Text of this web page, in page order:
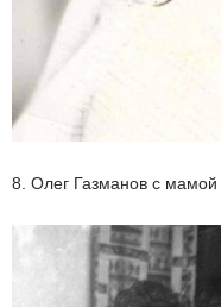
8. Олег Газманов с мамой